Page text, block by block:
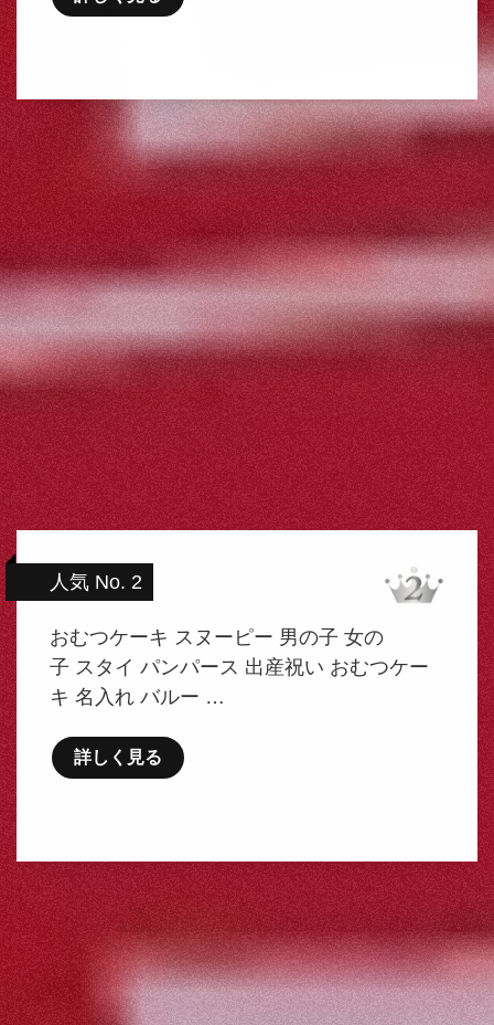
人気 No. 2
おむつケーキ スヌーピー 男の子 女の
子 スタイ パンパース 出産祝い おむつケー
キ 名入れ バルー …
詳しく見る